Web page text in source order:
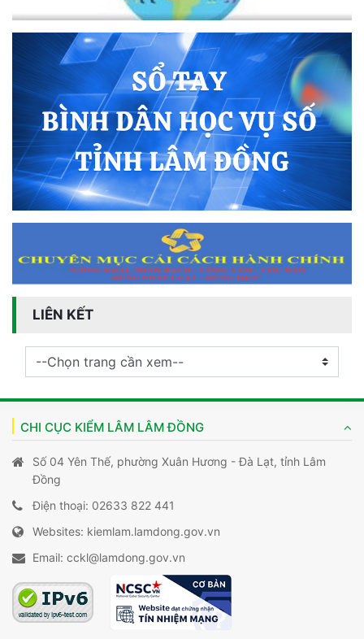
LIÊN KẾT
CHI CỤC KIỂM LÂM LÂM ĐỒNG
Số 04 Yên Thế, phường Xuân Hương - Đà Lạt, tỉnh Lâm
Đồng
Điện thoại: 02633 822 441
Websites: kiemlam.lamdong.gov.vn
Email: cckl@lamdong.gov.vn